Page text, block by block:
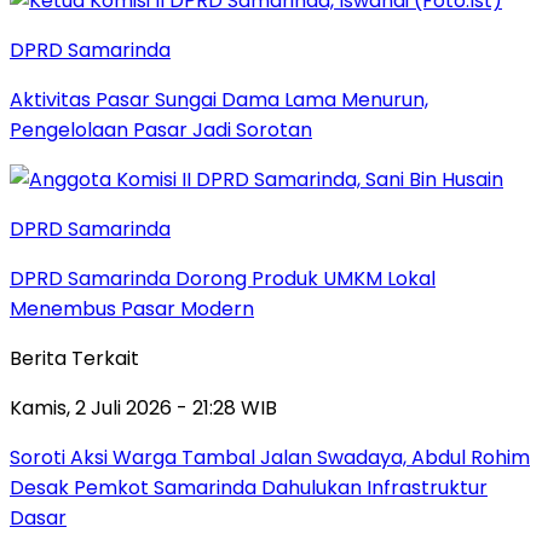
DPRD Samarinda
Aktivitas Pasar Sungai Dama Lama Menurun,
Pengelolaan Pasar Jadi Sorotan
DPRD Samarinda
DPRD Samarinda Dorong Produk UMKM Lokal
Menembus Pasar Modern
Berita Terkait
Kamis, 2 Juli 2026 - 21:28 WIB
Soroti Aksi Warga Tambal Jalan Swadaya, Abdul Rohim
Desak Pemkot Samarinda Dahulukan Infrastruktur
Dasar